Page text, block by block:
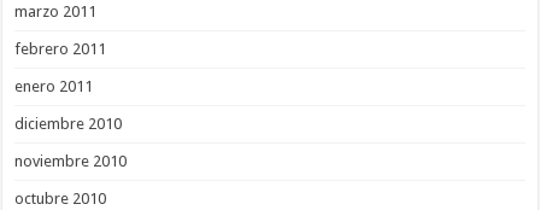
marzo 2011
febrero 2011
enero 2011
diciembre 2010
noviembre 2010
octubre 2010